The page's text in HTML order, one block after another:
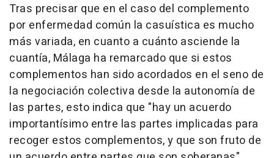
Tras precisar que en el caso del complemento
por enfermedad común la casuística es mucho
más variada, en cuanto a cuánto asciende la
cuantía, Málaga ha remarcado que si estos
complementos han sido acordados en el seno de
la negociación colectiva desde la autonomía de
las partes, esto indica que "hay un acuerdo
importantísimo entre las partes implicadas para
recoger estos complementos, y que son fruto de